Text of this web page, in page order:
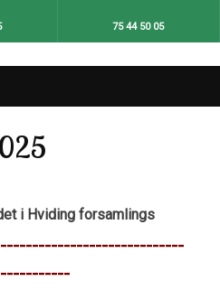
75 44 50 05​
i Hviding forsamlings